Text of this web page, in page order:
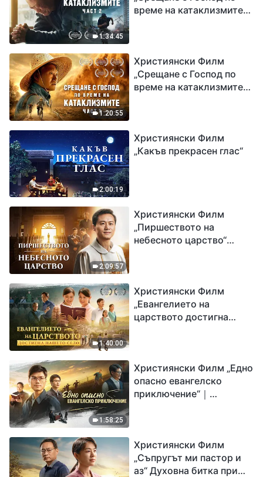
1:34:45
време на катаклизмите“
1:20:55
Християнски Филм
„Срещане с Господ по
време на катаклизмите“
2:00:19
Християнски Филм
„Какъв прекрасен глас“
2:09:57
Християнски Филм
„Пиршеството на
небесното царство“
1:40:00
Християнски Филм
„Евангелието на
царството достигна
1:58:25
Християнски Филм „Едно
опасно евангелско
приключение“｜
Исус
Християнски Филм
„Съпругът ми пастор и
аз“ Духовна битка при